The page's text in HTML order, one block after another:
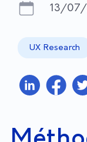
13/
UX Research